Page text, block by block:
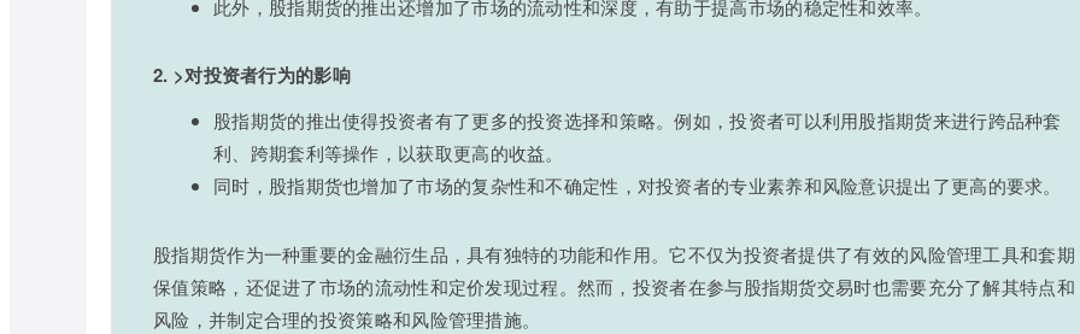
此外，股指期货的推出还增加了市场的流动性和深度，有助于提高市场的稳定性和效率。
2. >对投资者行为的影响
股指期货的推出使得投资者有了更多的投资选择和策略。例如，投资者可以利用股指期货来进行跨品种套
利、跨期套利等操作，以获取更高的收益。
同时，股指期货也增加了市场的复杂性和不确定性，对投资者的专业素养和风险意识提出了更高的要求。
股指期货作为一种重要的金融衍生品，具有独特的功能和作用。它不仅为投资者提供了有效的风险管理工具和套期
保值策略，还促进了市场的流动性和定价发现过程。然而，投资者在参与股指期货交易时也需要充分了解其特点和
风险，并制定合理的投资策略和风险管理措施。